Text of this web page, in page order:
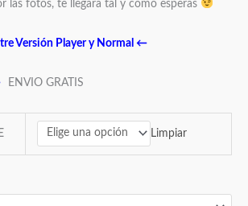
las fotos, te llegara tal y como esperas
Versión Player y Normal ←
ENVIO GRATIS
Limpiar